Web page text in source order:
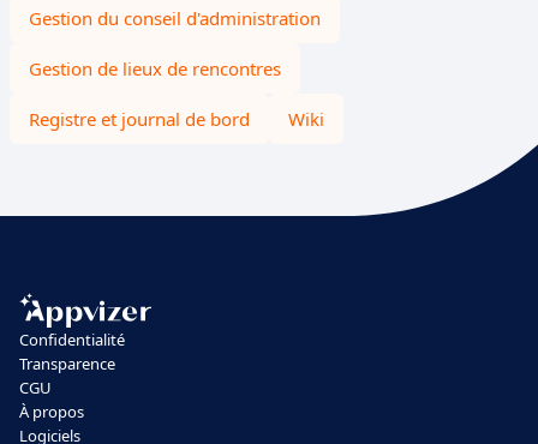
Gestion du conseil d'administration
Gestion de lieux de rencontres
Registre et journal de bord Wiki
Confidentialité
Transparence
CGU
À propos
Logiciels